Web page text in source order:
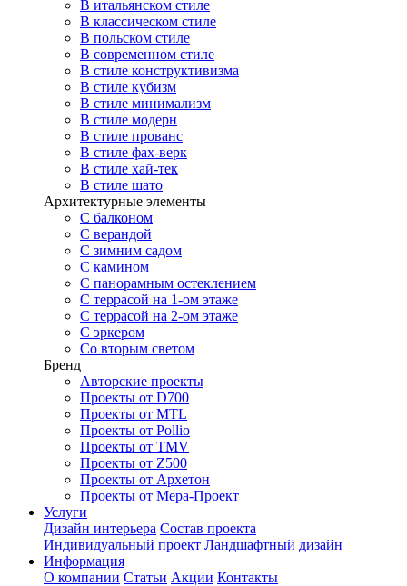
В итальянском стиле
В классическом стиле
В польском стиле
В современном стиле
В стиле конструктивизма
В стиле кубизм
В стиле минимализм
В стиле модерн
В стиле прованс
В стиле фах-верк
В стиле хай-тек
В стиле шато
Архитектурные элементы
С балконом
С верандой
С зимним садом
С камином
С панорамным остеклением
С террасой на 1-ом этаже
С террасой на 2-ом этаже
С эркером
Со вторым светом
Бренд
Авторские проекты
Проекты от D700
Проекты от MTL
Проекты от Pollio
Проекты от TMV
Проекты от Z500
Проекты от Архетон
Проекты от Мера-Проект
Услуги
Дизайн интерьера Состав проекта
Индивидуальный проект Ландшафтный дизайн
Информация
О компании Статьи Акции Контакты